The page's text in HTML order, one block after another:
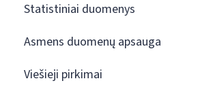
Statistiniai duomenys
Asmens duomenų apsauga
Viešieji pirkimai